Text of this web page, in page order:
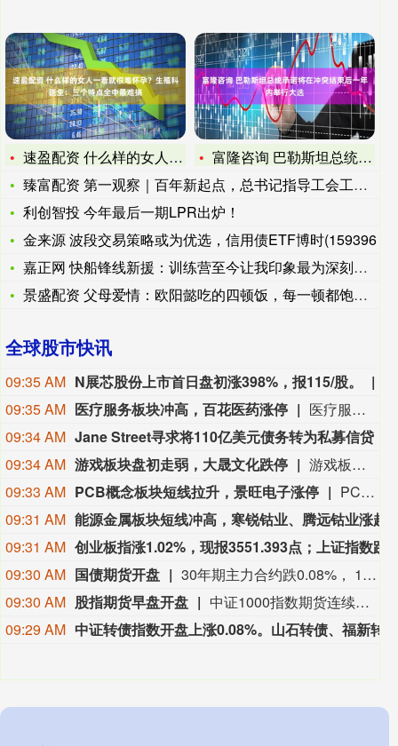
速盈配资 什么样的女人一看就很难怀孕？生殖科医生：三个特点全
富隆咨询 巴勒斯坦总统承诺将在冲突结束后一年内举行大选
臻富配资 第一观察｜百年新起点，总书记指导工会工作高质量发展
利创智投 今年最后一期LPR出炉！
金来源 波段交易策略或为优选，信用债ETF博时(159396
嘉正网 快船锋线新援：训练营至今让我印象最为深刻的球员是小
景盛配资 父母爱情：欧阳懿吃的四顿饭，每一顿都饱含深意，正是
全球股市快讯
09:35 AM N展芯股份上市首日盘初涨398%，报115/股。
09:35 AM 医疗服务板块冲高，百花医药涨停
医疗服务板块冲高，百花医药涨停，万邦医药、康龙化成、药明康德跟涨。
09:34 AM Jane Street寻求将110亿美元债务转为私募信贷
09:34 AM 游戏板块盘初走弱，大晟文化跌停
游戏板块盘初走弱，大晟文化跌停，任子行、凯撒文化、盛天网络、ST华谊、天舟文化、中电电机等跟跌。
09:33 AM PCB概念板块短线拉升，景旺电子涨停
PCB概念板块短线拉升，景旺电子、依顿电子、宝鼎科技涨停，劲拓股份、杰普特、嘉立创、深南电路、民爆光电等纷纷走高。
09:31 AM
09:31 AM
09:30 AM 国债期货开盘
30年期主力合约跌0.08%， 10年期主力合约跌0.01%， 5年期主力合约跌0.01%， 2年期主力合约基本持平。
09:30 AM 股指期货早盘开盘
中证1000指数期货连续涨0.11%， 沪深300指数期货连续涨0.22%， 中证500指数期货连续涨0.11%， 上证50指数期货连续涨0.12%。
09:29 AM